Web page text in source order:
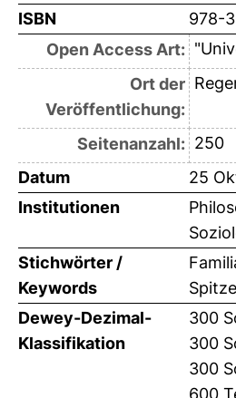
ISBN
978-
Open Access Art:
Ort der
Veröffentlichung:
Seitenanzahl: 250
Datum
25
Institutionen
Stichwörter /
Keywords
Dewey-Dezimal-
Klassifikation
300
300
300